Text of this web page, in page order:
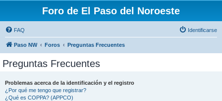
Foro de El Paso del Noroeste
FAQ Identificarse
Paso NW Foros Preguntas Frecuentes
Preguntas Frecuentes
Problemas acerca de la identificación y el registro
¿Por qué me tengo que registrar?
¿Qué es COPPA? (APPCO)